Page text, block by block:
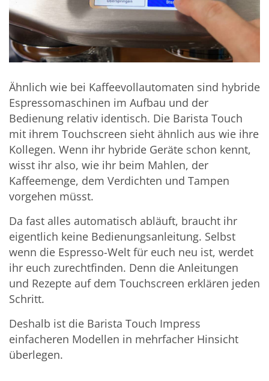
Ähnlich wie bei Kaffeevollautomaten sind hybride
Espressomaschinen im Aufbau und der
Bedienung relativ identisch. Die Barista Touch
mit ihrem Touchscreen sieht ähnlich aus wie ihre
Kollegen. Wenn ihr hybride Geräte schon kennt,
wisst ihr also, wie ihr beim Mahlen, der
Kaffeemenge, dem Verdichten und Tampen
vorgehen müsst.
Da fast alles automatisch abläuft, braucht ihr
eigentlich keine Bedienungsanleitung. Selbst
wenn die Espresso-Welt für euch neu ist, werdet
ihr euch zurechtfinden. Denn die Anleitungen
und Rezepte auf dem Touchscreen erklären jeden
Schritt.
Deshalb ist die Barista Touch Impress
einfacheren Modellen in mehrfacher Hinsicht
überlegen.